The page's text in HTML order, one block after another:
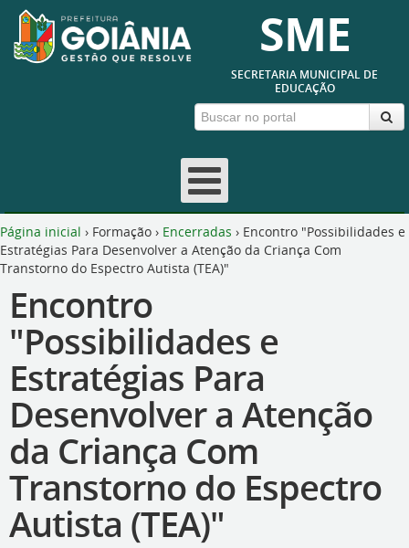
SME
SECRETARIA MUNICIPAL DE
EDUCAÇÃO
Página inicial › Formação › Encerradas › Encontro "Possibilidades e
Estratégias Para Desenvolver a Atenção da Criança Com
Transtorno do Espectro Autista (TEA)"
Encontro
"Possibilidades e
Estratégias Para
Desenvolver a Atenção
da Criança Com
Transtorno do Espectro
Autista (TEA)"